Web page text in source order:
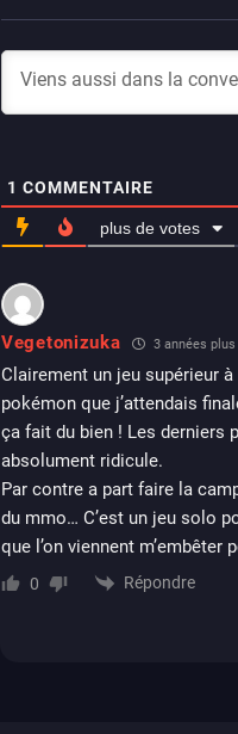
1 COMMENTAIRE
plus de votes
Vegetonizuka 3 années
Clairement un jeu supérieur
pokémon que j’attendais
ça fait du bien ! Les derniers
absolument ridicule.
Par contre a part faire la
du mmo… C’est un jeu solo
que l’on viennent m’embêter
0 Répondre